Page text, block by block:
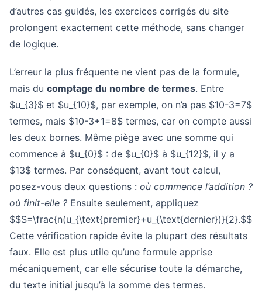
d’autres cas guidés, les exercices corrigés du site
prolongent exactement cette méthode, sans changer
de logique.
L’erreur la plus fréquente ne vient pas de la formule,
mais du comptage du nombre de termes. Entre
$u_{3}$ et $u_{10}$, par exemple, on n’a pas $10-3=7$
termes, mais $10-3+1=8$ termes, car on compte aussi
les deux bornes. Même piège avec une somme qui
commence à $u_{0}$ : de $u_{0}$ à $u_{12}$, il y a
$13$ termes. Par conséquent, avant tout calcul,
posez-vous deux questions : où commence l’addition ?
où finit-elle ? Ensuite seulement, appliquez
$$S=\frac{n(u_{\text{premier}+u_{\text{dernier})}{2}.$$
Cette vérification rapide évite la plupart des résultats
faux. Elle est plus utile qu’une formule apprise
mécaniquement, car elle sécurise toute la démarche,
du texte initial jusqu’à la somme des termes.